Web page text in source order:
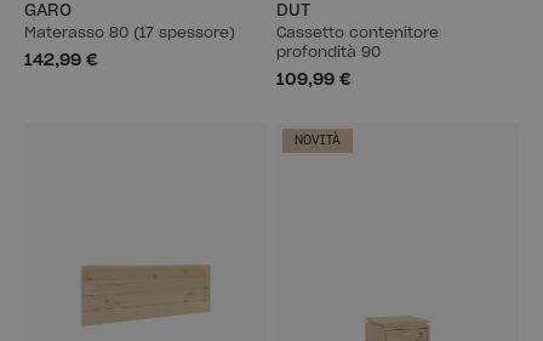
GARO
Materasso 80 (17 spessore)
142,99 €
DUT
Cassetto contenitore
profondità 90
109,99 €
NOVITÀ